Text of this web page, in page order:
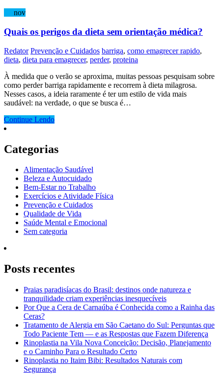
nov
Quais os perigos da dieta sem orientação médica?
Redator Prevenção e Cuidados barriga, como emagrecer rapido,
dieta, dieta para emagrecer, perder, proteina
À medida que o verão se aproxima, muitas pessoas pesquisam sobre
como perder barriga rapidamente e recorrem à dieta milagrosa.
Nesses casos, a ideia raramente é ter um estilo de vida mais
saudável: na verdade, o que se busca é…
Continue Lendo
Categorias
Alimentação Saudável
Beleza e Autocuidado
Bem-Estar no Trabalho
Exercícios e Atividade Física
Prevenção e Cuidados
Qualidade de Vida
Saúde Mental e Emocional
Sem categoria
Posts recentes
Praias paradisíacas do Brasil: destinos onde natureza e
tranquilidade criam experiências inesquecíveis
Por Que a Cera de Carnaúba é Conhecida como a Rainha das
Ceras?
Tratamento de Alergia em São Caetano do Sul: Perguntas que
Todo Paciente Tem — e as Respostas que Fazem Diferença
Rinoplastia na Vila Nova Conceição: Decisão, Planejamento
e o Caminho Para o Resultado Certo
Rinoplastia no Itaim Bibi: Resultados Naturais com
Segurança